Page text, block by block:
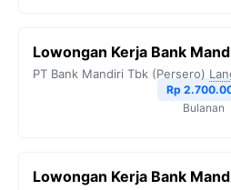
Lowongan Kerja Bank
PT Bank Mandiri Tbk (Persero)
Rp
Bulanan
Lowongan Kerja Bank